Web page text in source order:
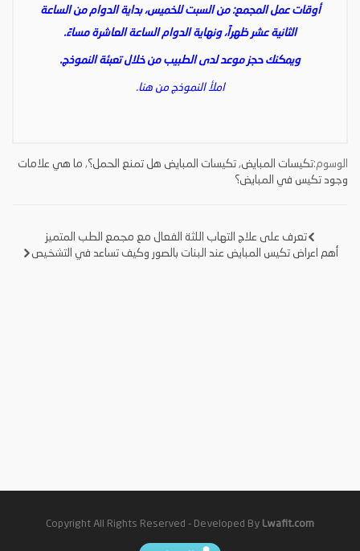
أوقات عمل المجمع: من السبت للخميس، بداية الدوام من الساعة
الثانية عشر ظهراً، ونهاية الدوام الساعة العاشرة مساءً.
ويمكنك حجز موعد لدى الطبيب من خلال تعبئة النموذج.
املأ النموذج من هنا.
الوسوم:تكيسات المبايض, تكيسات المبايض هل تمنع الحمل؟, ما هي علامات
وجود تكيس في المبايض؟
تصفّحتعرف على علاج التهاب اللثة الفعال مع مجمع الطب المتميز
أهم اعراض تكيس المبايض عند البنات بالصور وكيف تساعد في التشخيص
Copyright All Rights Reserved - Developed By Lwafit.com